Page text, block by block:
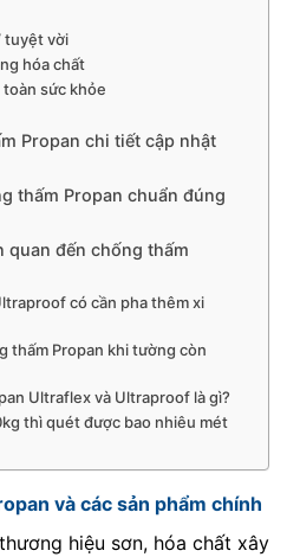
tuyệt vời
hóa chất
toàn sức khỏe
Propan chi tiết cập nhật
thấm Propan chuẩn đúng
quan đến chống thấm
có cần pha thêm xi
thấm Propan khi tường còn
Ultraflex và Ultraproof là gì?
thì quét được bao nhiêu mét
và các sản phẩm chính
hiệu sơn, hóa chất xây